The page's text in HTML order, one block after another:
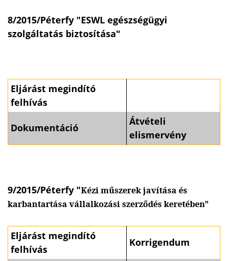
8/2015/Péterfy "ESWL egészségügyi
szolgáltatás biztosítása"
Eljárást megindító
felhívás
Dokumentáció
Átvételi
elismervény
9/2015/Péterfy "Kézi műszerek javítása és
karbantartása vállalkozási szerződés keretében"
Eljárást megindító
felhívás
Korrigendum